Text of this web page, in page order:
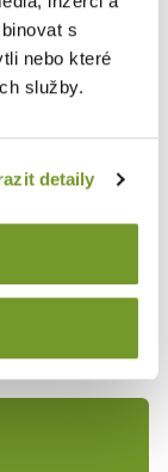
s
nebo které
služby.
detaily